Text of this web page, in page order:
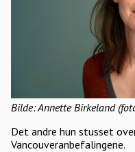
Bilde: Annette Birkeland
Det andre hun stusset
Vancouveranbefalingene.